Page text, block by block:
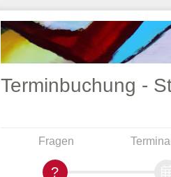
Terminbuchung -
Fragen